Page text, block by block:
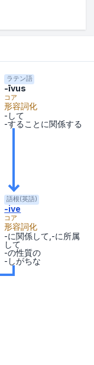
ラテン語
-īvus
コア
形容詞化
-して
-することに関係する
語根(英語)
-ive
コア
形容詞化
-に関係して,-に所属
して
-の性質の
-しがちな